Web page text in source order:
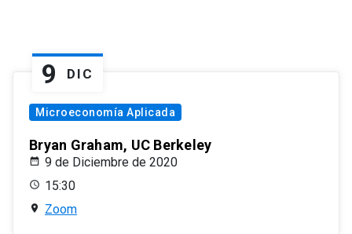
9 DIC
Microeconomía Aplicada
Bryan Graham, UC Berkeley
9 de Diciembre de 2020
15:30
Zoom